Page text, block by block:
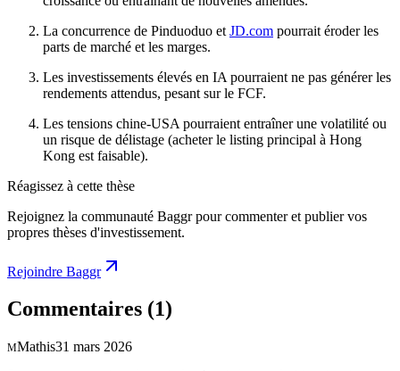
La concurrence de Pinduoduo et JD.com pourrait éroder les
parts de marché et les marges.
Les investissements élevés en IA pourraient ne pas générer les
rendements attendus, pesant sur le FCF.
Les tensions chine-USA pourraient entraîner une volatilité ou
un risque de délistage (acheter le listing principal à Hong
Kong est faisable).
Réagissez à cette thèse
Rejoignez la communauté Baggr pour commenter et publier vos
propres thèses d'investissement.
Rejoindre Baggr
Commentaires (1)
MMathis31 mars 2026